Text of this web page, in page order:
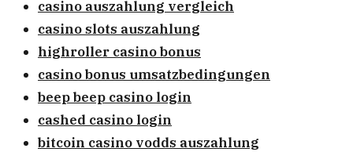
casino auszahlung vergleich
casino slots auszahlung
highroller casino bonus
casino bonus umsatzbedingungen
beep beep casino login
cashed casino login
bitcoin casino vodds auszahlung